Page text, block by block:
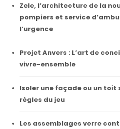
Zele, l’architecture de la
pompiers et service
l’urgence
Projet Anvers : L’art de
vivre-ensemble
Isoler une façade ou un toit
règles du jeu
Les assemblages verre